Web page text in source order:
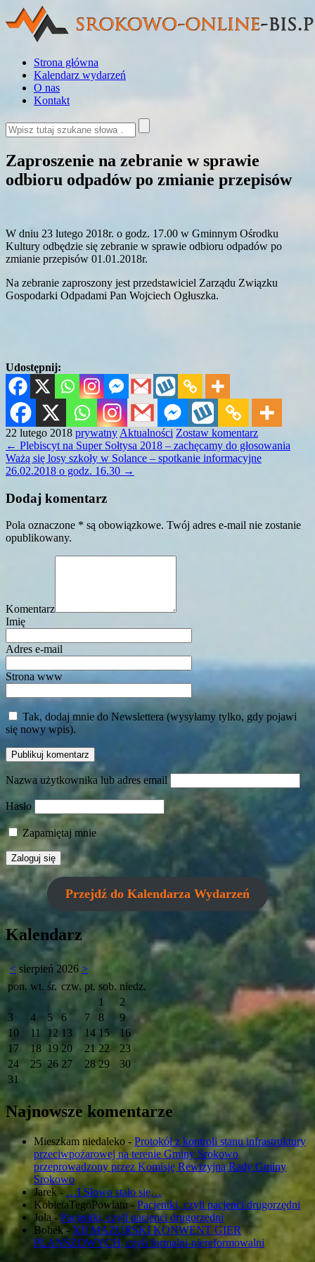
Strona główna
Kalendarz wydarzeń
O nas
Kontakt
Zaproszenie na zebranie w sprawie
odbioru odpadów po zmianie przepisów
W dniu 23 lutego 2018r. o godz. 17.00 w Gminnym Ośrodku
Kultury odbędzie się zebranie w sprawie odbioru odpadów po
zmianie przepisów 01.01.2018r.
Na zebranie zaproszony jest przedstawiciel Zarządu Związku
Gospodarki Odpadami Pan Wojciech Ogłuszka.
Udostępnij:
22 lutego 2018 prywatny Aktualności Zostaw komentarz
← Plebiscyt na Super Sołtysa 2018 – zachęcamy do głosowania
Ważą się losy szkoły w Solance – spotkanie informacyjne
26.02.2018 o godz. 16.30 →
Dodaj komentarz
Pola oznaczone * są obowiązkowe. Twój adres e-mail nie zostanie
opublikowany.
Komentarz
Imię
Adres e-mail
Strona www
Tak, dodaj mnie do Newslettera (wysyłamy tylko, gdy pojawi
się nowy wpis).
Nazwa użytkownika lub adres email
Hasło
Zapamiętaj mnie
Przejdź do Kalendarza Wydarzeń
Kalendarz
< sierpień 2026 >
pon. wt. śr. czw. pt. sob. niedz.
1
2
3
4 5 6 7 8
9
10
11 12 13 14 15
16
17
18 19 20 21 22
23
24
25 26 27 28 29
30
31
Najnowsze komentarze
Mieszkam niedaleko - Protokół z kontroli stanu infrastruktury
przeciwpożarowej na terenie Gminy Srokowo
przeprowadzony przez Komisję Rewizyjną Rady Gminy
Srokowo
Jarek - …I Słowo stało się…
KobietaTegoPowiatu- Pacjentki, czyli pacjenci drugorzędni
Jola - Pacjentki, czyli pacjenci drugorzędni
Bobek- XII MAZURSKI KONWENT GIER
PLANSZOWYCH, czyli formalni-niereformowalni